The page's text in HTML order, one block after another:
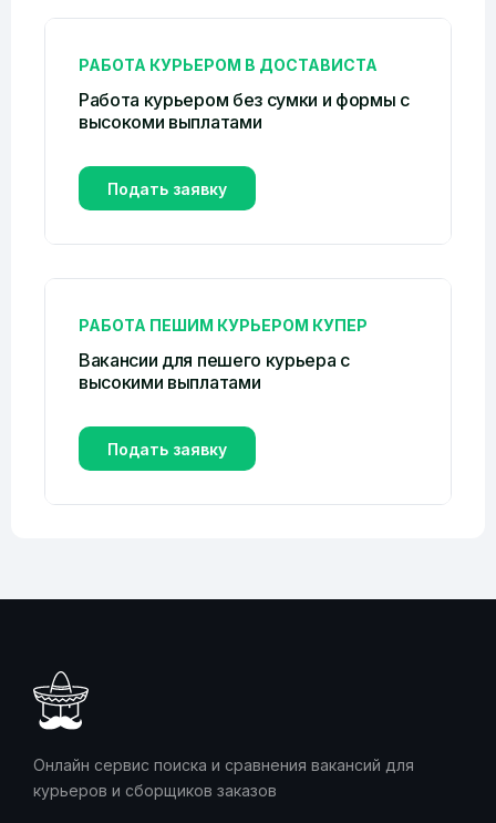
РАБОТА КУРЬЕРОМ В ДОСТАВИСТА
Работа курьером без сумки и формы c
высокоми выплатами
Подать заявку
РАБОТА ПЕШИМ КУРЬЕРОМ КУПЕР
Вакансии для пешего курьера с
высокими выплатами
Подать заявку
Онлайн сервис поиска и сравнения вакансий для
курьеров и сборщиков заказов